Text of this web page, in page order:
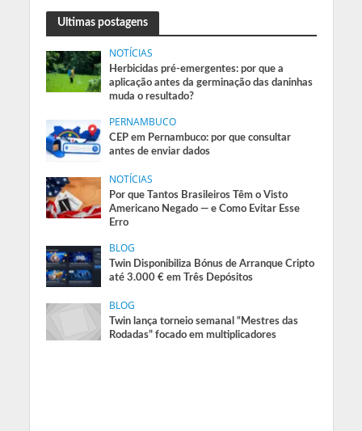
Ultimas postagens
NOTÍCIAS
Herbicidas pré-emergentes: por que a
aplicação antes da germinação das daninhas
muda o resultado?
PERNAMBUCO
CEP em Pernambuco: por que consultar
antes de enviar dados
NOTÍCIAS
Por que Tantos Brasileiros Têm o Visto
Americano Negado — e Como Evitar Esse
Erro
BLOG
Twin Disponibiliza Bónus de Arranque Cripto
até 3.000 € em Três Depósitos
BLOG
Twin lança torneio semanal “Mestres das
Rodadas” focado em multiplicadores